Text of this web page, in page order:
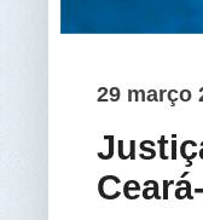
29 março